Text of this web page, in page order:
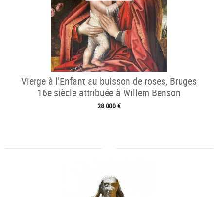
Vierge à l’Enfant au buisson de roses, Bruges
16e siècle attribuée à Willem Benson
28 000 €